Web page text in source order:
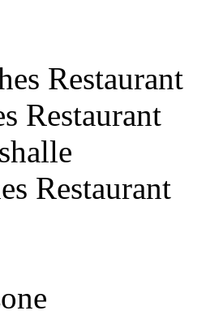
Restaurant
Restaurant
Restaurant